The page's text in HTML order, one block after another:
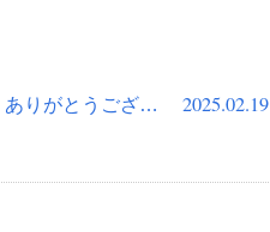
2025.02.19
【にいがたフィッシングショー 2025】ありがとうございました